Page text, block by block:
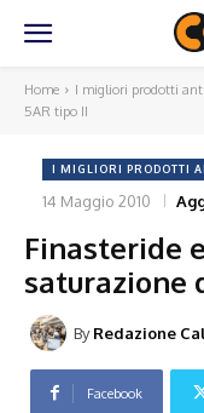
Home I migliori prodotti
5AR tipo II
I MIGLIORI PRODOTTI
14 Maggio 2010
Finasteride
saturazione
By Redazione
Facebook